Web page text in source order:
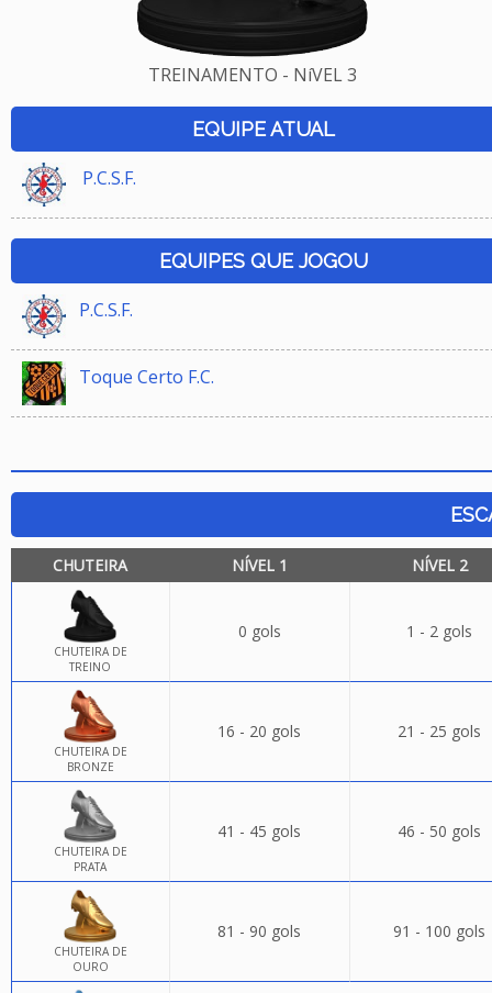
TREINAMENTO - NíVEL 3
EQUIPE ATUAL
P.C.S.F.
EQUIPES QUE JOGOU
P.C.S.F.
Toque Certo F.C.
CHUTEIRA NÍVEL 1 NÍVEL 2
CHUTEIRA DE
TREINO
0 gols 1 - 2 gols
CHUTEIRA DE
BRONZE
16 - 20 gols 21 - 25 gols
CHUTEIRA DE
PRATA
41 - 45 gols 46 - 50 gols
CHUTEIRA DE
OURO
81 - 90 gols 91 - 100 gols